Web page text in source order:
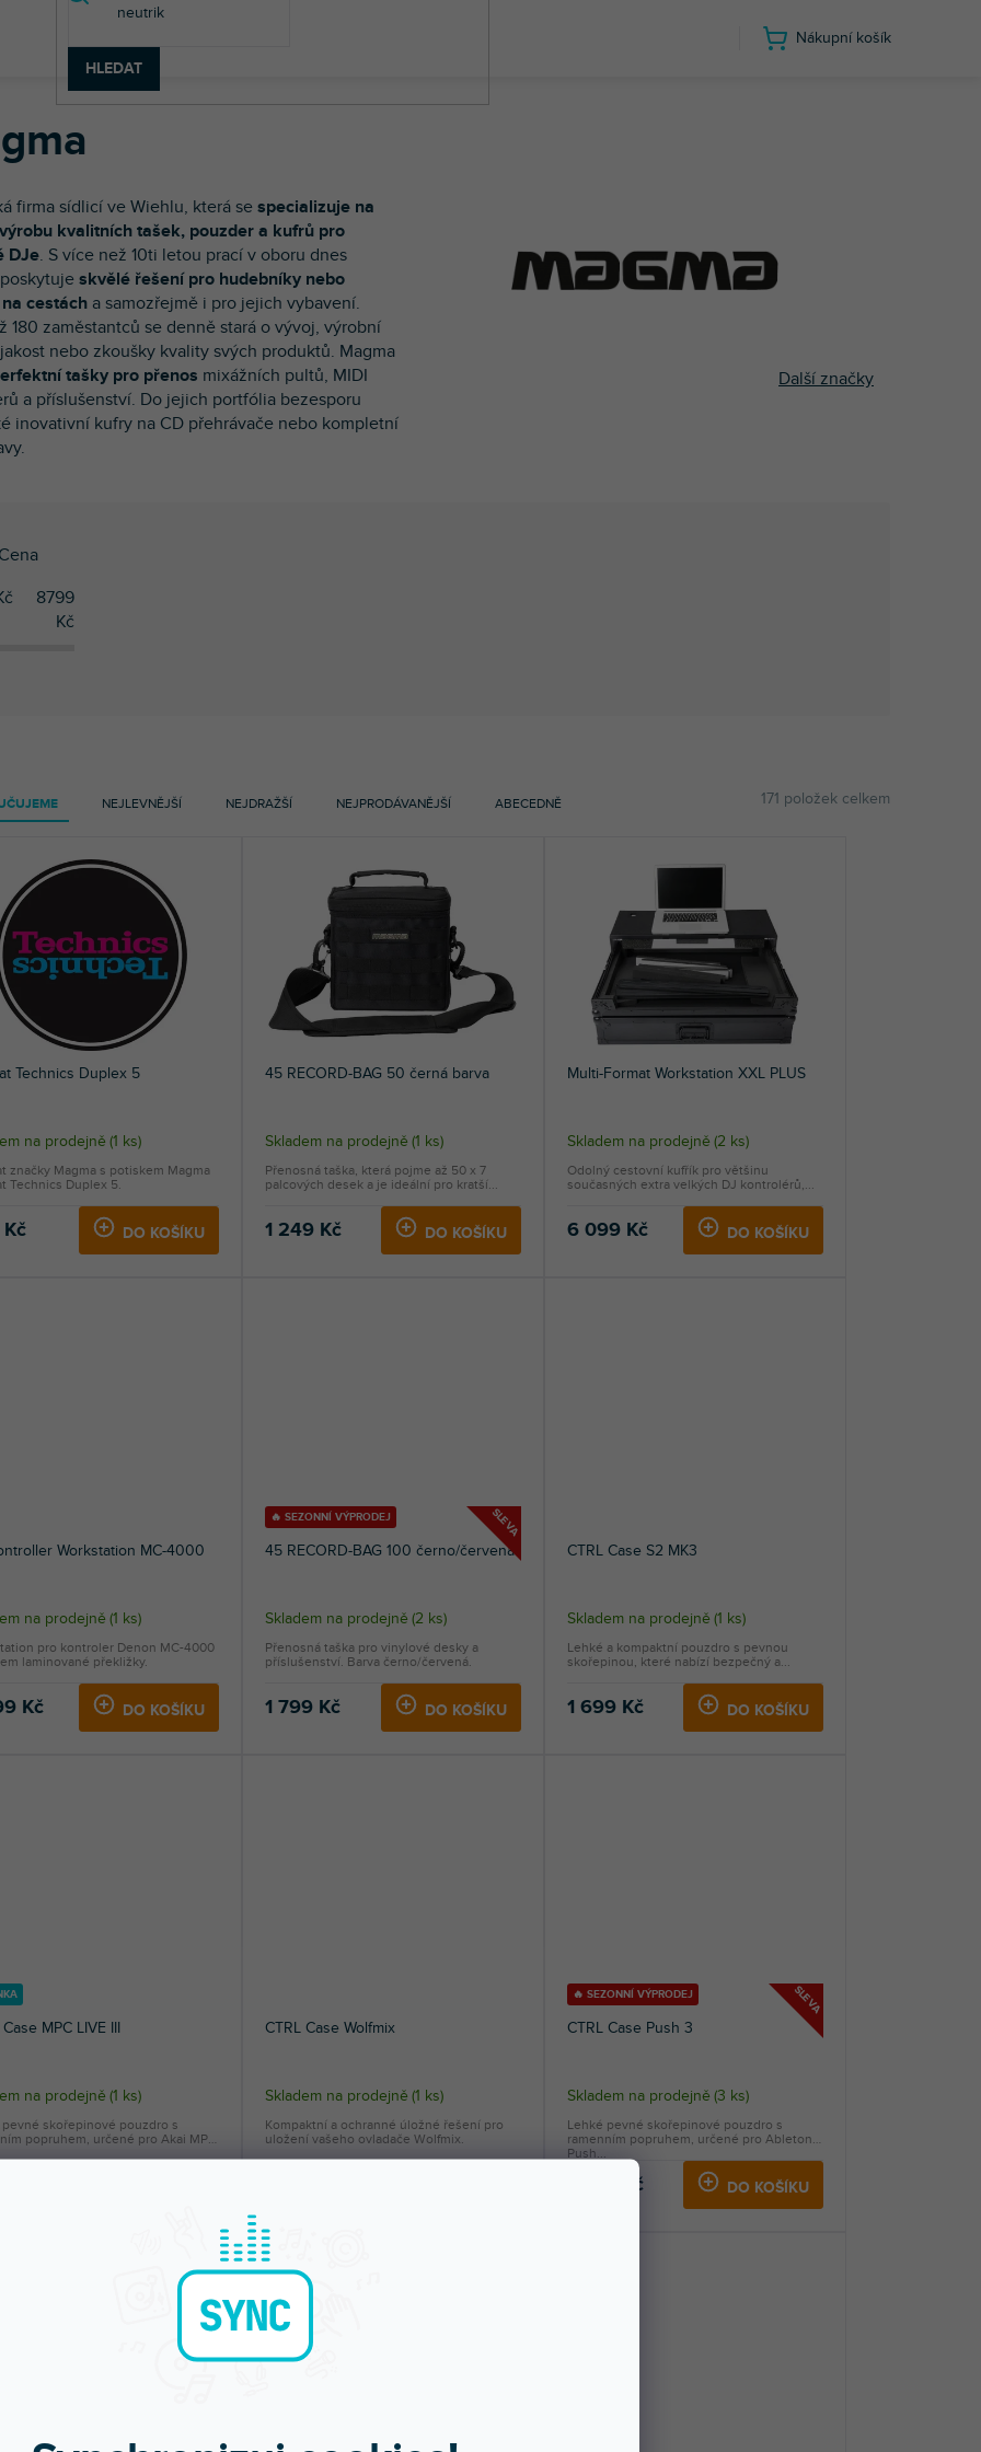
HLEDAT
Nákupní košík
firma sídlicí ve Wiehlu, která sespecializuje na
kvalitních tašek, pouzder a kufrů pro
DJe. S více než 10ti letou prací v oboru dnes
skvělé řešení pro hudebníky nebo
cestách a samozřejmě i pro jejich vybavení.
180 zaměstantců se denně stará o vývoj, výrobní
nebo zkoušky kvality svých produktů. Magma
tašky pro přenos mixážních pultů, MIDI
a příslušenství. Do jejich portfólia bezesporu
inovativní kufry na CD přehrávače nebo kompletní
Další značky
Cena
8799
Kč
NEJLEVNĚJŠÍ NEJDRAŽŠÍ NEJPRODÁVANĚJŠÍ ABECEDNĚ 171 položek celkem
Technics Duplex 5
na prodejně (1 ks)
DO KOŠÍKU
značky Magma s potiskem Magma
Technics Duplex 5.
45 RECORD-BAG 50 černá barva
Skladem na prodejně (1 ks)
1 249 Kč DO KOŠÍKU
Přenosná taška, která pojme až 50 x 7
palcových desek a je ideální pro kratší...
Multi-Format Workstation XXL PLUS
Skladem na prodejně (2 ks)
6 099 Kč DO KOŠÍKU
Odolný cestovní kufřík pro většinu
současných extra velkých DJ kontrolérů,...
Workstation MC-4000
na prodejně (1 ks)
Kč DO KOŠÍKU
pro kontroler Denon MC-4000
laminované překližky.
SLEVA
🔥 SEZONNÍ VÝPRODEJ
45 RECORD-BAG 100 černo/červená
Skladem na prodejně (2 ks)
1 799 Kč DO KOŠÍKU
Přenosná taška pro vinylové desky a
příslušenství. Barva černo/červená.
CTRL Case S2 MK3
Skladem na prodejně (1 ks)
1 699 Kč DO KOŠÍKU
Lehké a kompaktní pouzdro s pevnou
skořepinou, které nabízí bezpečný a...
MPC LIVE III
na prodejně (1 ks)
pevné skořepinové pouzdro s
popruhem, určené pro Akai MPC
CTRL Case Wolfmix
Skladem na prodejně (1 ks)
Kompaktní a ochranné úložné řešení pro
uložení vašeho ovladače Wolfmix.
SLEVA
🔥 SEZONNÍ VÝPRODEJ
CTRL Case Push 3
Skladem na prodejně (3 ks)
1 599 Kč DO KOŠÍKU
Lehké pevné skořepinové pouzdro s
ramenním popruhem, určené pro Ableton
Push...